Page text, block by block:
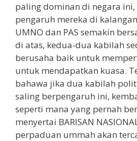
paling dominan di negara ini,
pengaruh mereka di
UMNO dan PAS semakin
di atas, kedua-dua kabilah
berusaha baik untuk
untuk mendapatkan kuasa.
bahawa jika dua kabilah
saling berpengaruh ini,
seperti mana yang pernah
menyertai BARISAN
perpaduan ummah akan